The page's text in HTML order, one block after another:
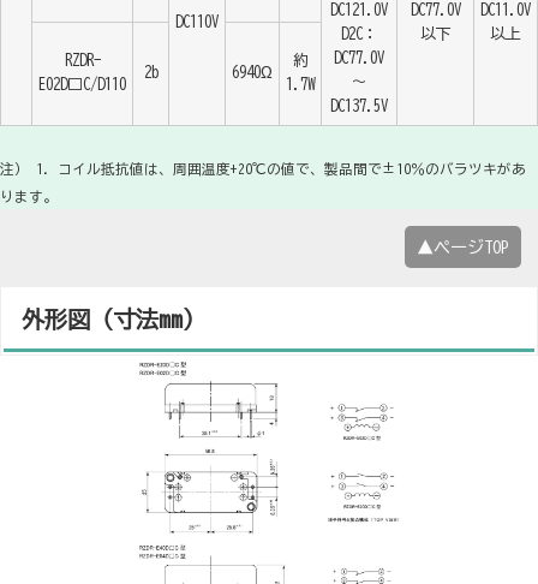
DC110V
DC121.0V
D2C：
DC77.0V
～
DC137.5V
DC77.0V
以下
DC11.0V
以上
RZDR-
E02D□C/D110
2b 6940Ω
約
1.7W
注） 1．コイル抵抗値は、周囲温度+20℃の値で、製品間で±10％のバラツキがあ
ります。
▲ページTOP
外形図（寸法mm）